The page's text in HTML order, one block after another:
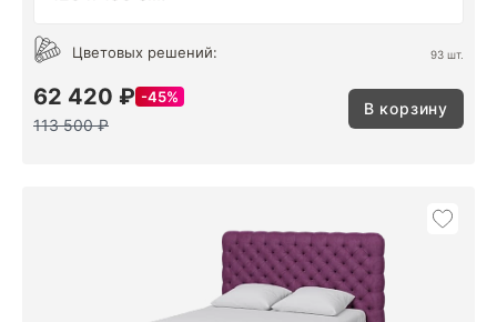
Цветовых решений: 93 шт.
62 420 ₽ 45%
113 500 ₽
В корзину